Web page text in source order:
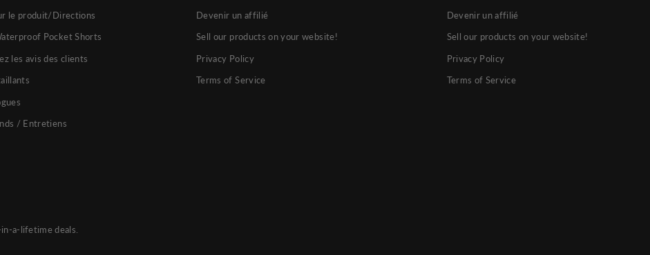
le produit/Directions
Pocket Shorts
les avis des clients
/ Entretiens
Devenir un affilié
Sell our products on your website!
Privacy Policy
Terms of Service
Devenir un affilié
Sell our products on your website!
Privacy Policy
Terms of Service
a-lifetime deals.